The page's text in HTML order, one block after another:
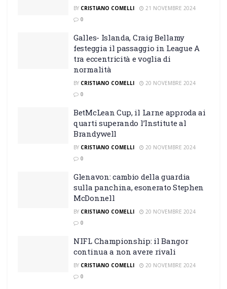
BY CRISTIANO COMELLI
21 NOVEMBRE 2024
0
Galles- Islanda, Craig Bellamy
festeggia il passaggio in League A
tra eccentricità e voglia di
normalità
BY CRISTIANO COMELLI
20 NOVEMBRE 2024
0
BetMcLean Cup, il Larne approda ai
quarti superando l’Institute al
Brandywell
BY CRISTIANO COMELLI
20 NOVEMBRE 2024
0
Glenavon: cambio della guardia
sulla panchina, esonerato Stephen
McDonnell
BY CRISTIANO COMELLI
20 NOVEMBRE 2024
0
NIFL Championship: il Bangor
continua a non avere rivali
BY CRISTIANO COMELLI
20 NOVEMBRE 2024
0